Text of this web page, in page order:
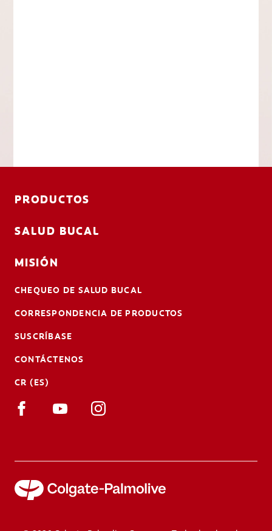
PRODUCTOS
SALUD BUCAL
MISIÓN
CHEQUEO DE SALUD BUCAL
CORRESPONDENCIA DE PRODUCTOS
SUSCRÍBASE
CONTÁCTENOS
CR (ES)